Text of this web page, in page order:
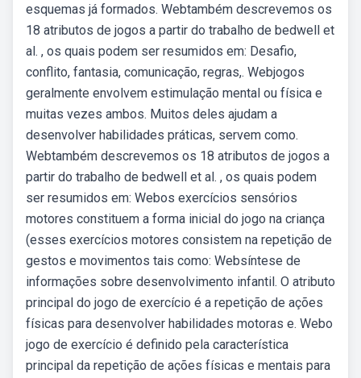
esquemas já formados. Webtambém descrevemos os
18 atributos de jogos a partir do trabalho de bedwell et
al. , os quais podem ser resumidos em: Desafio,
conflito, fantasia, comunicação, regras,. Webjogos
geralmente envolvem estimulação mental ou física e
muitas vezes ambos. Muitos deles ajudam a
desenvolver habilidades práticas, servem como.
Webtambém descrevemos os 18 atributos de jogos a
partir do trabalho de bedwell et al. , os quais podem
ser resumidos em: Webos exercícios sensórios
motores constituem a forma inicial do jogo na criança
(esses exercícios motores consistem na repetição de
gestos e movimentos tais como: Websíntese de
informações sobre desenvolvimento infantil. O atributo
principal do jogo de exercício é a repetição de ações
físicas para desenvolver habilidades motoras e. Webo
jogo de exercício é definido pela característica
principal da repetição de ações físicas e mentais para